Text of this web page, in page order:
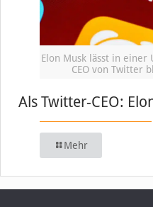
Elon Musk lässt in
CEO von Twitter
Als Twitter-CEO:
Mehr